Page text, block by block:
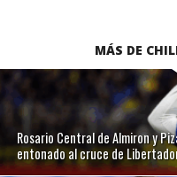
MÁS DE
Rosario Central de Almiron y
entonado al cruce de